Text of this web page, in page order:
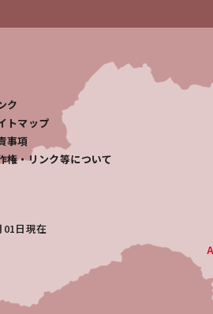
ク
トマップ
事項
権・リンク等について
日現在